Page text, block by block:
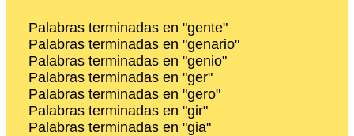
Palabras terminadas en "gente"
Palabras terminadas en "genario"
Palabras terminadas en "genio"
Palabras terminadas en "ger"
Palabras terminadas en "gero"
Palabras terminadas en "gir"
Palabras terminadas en "gia"